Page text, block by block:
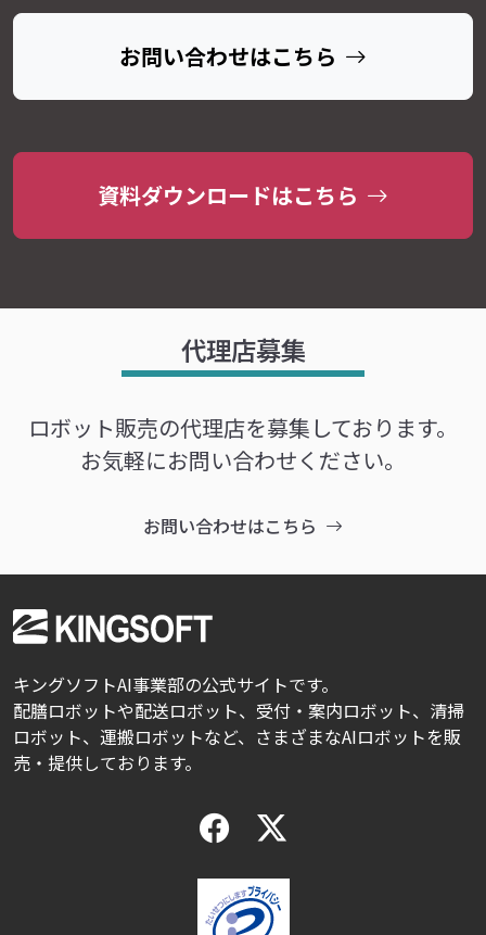
お問い合わせはこちら
資料ダウンロードはこちら
代理店募集
ロボット販売の代理店を募集しております。
お気軽にお問い合わせください。
お問い合わせはこちら
キングソフトAI事業部の公式サイトです。
配膳ロボットや配送ロボット、受付・案内ロボット、清掃
ロボット、運搬ロボットなど、さまざまなAIロボットを販
売・提供しております。